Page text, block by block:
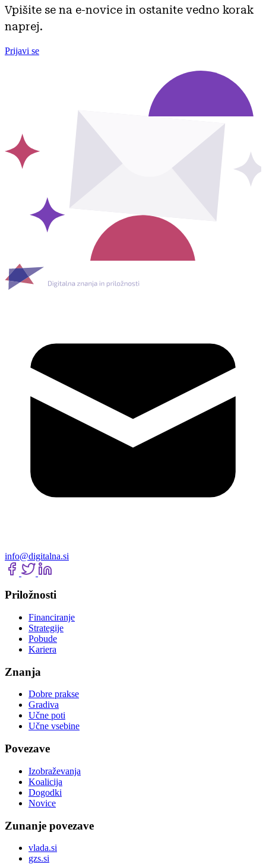
Vpišite se na e-novice in ostanite vedno korak
naprej.
Prijavi se
info@digitalna.si
Priložnosti
Financiranje
Strategije
Pobude
Kariera
Znanja
Dobre prakse
Gradiva
Učne poti
Učne vsebine
Povezave
Izobraževanja
Koalicija
Dogodki
Novice
Zunanje povezave
vlada.si
gzs.si